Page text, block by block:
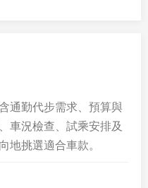
通勤代步需求、預算與
車況檢查、試乘安排及
地挑選適合車款。